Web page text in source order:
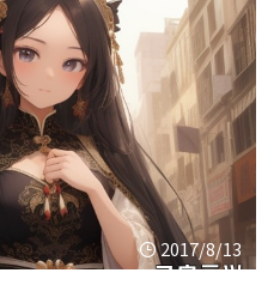
2017/8/13